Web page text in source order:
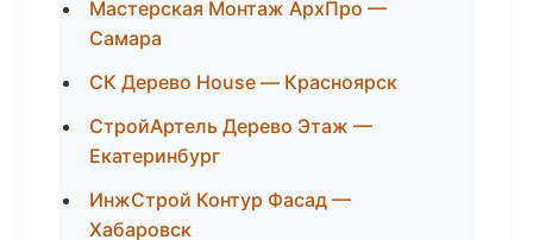
Мастерская Монтаж АрхПро —
Самара
СК Дерево House — Красноярск
СтройАртель Дерево Этаж —
Екатеринбург
ИнжСтрой Контур Фасад —
Хабаровск